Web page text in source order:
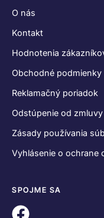
O nás
Kontakt
Hodnotenia
Obchodné podmienky
Reklamačný poriadok
Odstúpenie od zmluvy
Zásady používania
Vyhlásenie o ochrane
SPOJME SA